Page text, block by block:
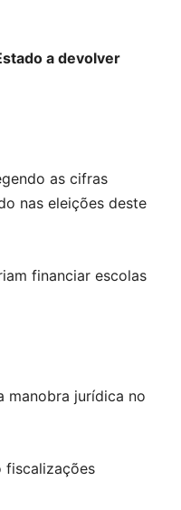
a devolver
as cifras
nas eleições deste
financiar escolas
manobra jurídica no
fiscalizações